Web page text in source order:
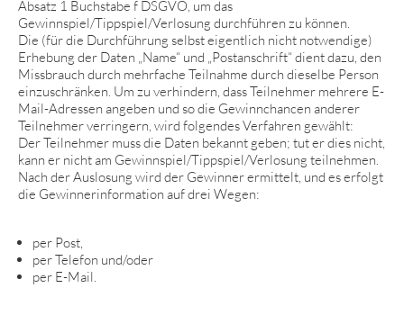
Absatz 1 Buchstabe f DSGVO, um das
Gewinnspiel/Tippspiel/Verlosung durchführen zu können.
Die (für die Durchführung selbst eigentlich nicht notwendige)
Erhebung der Daten „Name“ und „Postanschrift“ dient dazu, den
Missbrauch durch mehrfache Teilnahme durch dieselbe Person
einzuschränken. Um zu verhindern, dass Teilnehmer mehrere E-
Mail-Adressen angeben und so die Gewinnchancen anderer
Teilnehmer verringern, wird folgendes Verfahren gewählt:
Der Teilnehmer muss die Daten bekannt geben; tut er dies nicht,
kann er nicht am Gewinnspiel/Tippspiel/Verlosung teilnehmen.
Nach der Auslosung wird der Gewinner ermittelt, und es erfolgt
die Gewinnerinformation auf drei Wegen:
per Post,
per Telefon und/oder
per E-Mail.